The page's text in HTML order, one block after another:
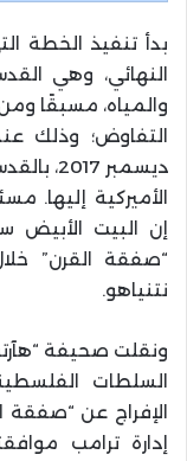
بدأ تنفيذ الخطة
النهائي، وهي
والمياه، مسبقًا
ديسمبر
الأميركية إليها.
إن البيت
“صفقة القرن”
نتنياهو.
ونقلت صحيفة
السلطات
الإفراج عن “صفقة
إدارة ترامب